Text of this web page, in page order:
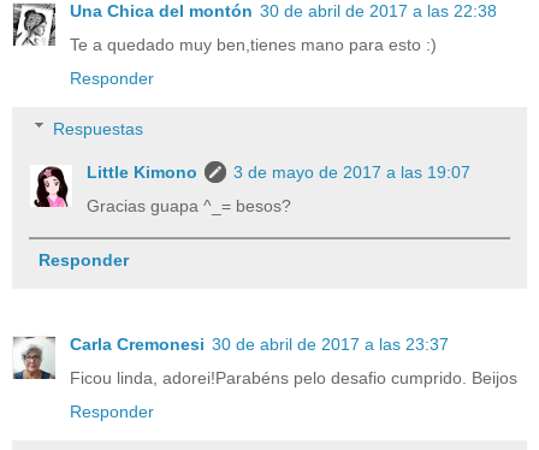
Una Chica del montón 30 de abril de 2017 a las 22:38
Te a quedado muy ben,tienes mano para esto :)
Responder
Respuestas
Little Kimono
3 de mayo de 2017 a las 19:07
Gracias guapa ^_= besos?
Responder
Carla Cremonesi 30 de abril de 2017 a las 23:37
Ficou linda, adorei!Parabéns pelo desafio cumprido. Beijos
Responder